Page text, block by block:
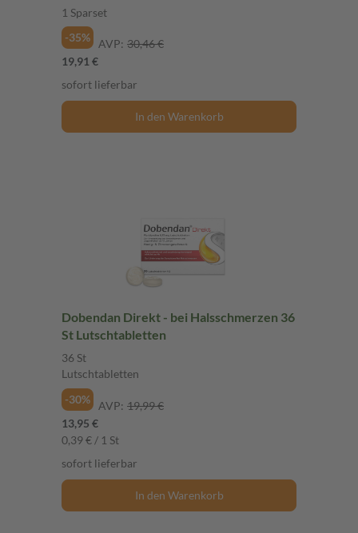
1 Sparset
-35%
AVP: 30,46 €
19,91 €
sofort lieferbar
In den Warenkorb
Dobendan Direkt - bei Halsschmerzen 36
St Lutschtabletten
36 St
Lutschtabletten
-30%
AVP: 19,99 €
13,95 €
0,39 € / 1 St
sofort lieferbar
In den Warenkorb